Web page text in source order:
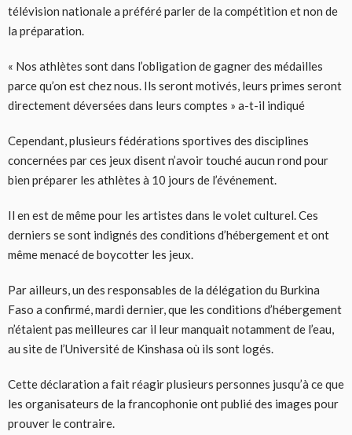
télévision nationale a préféré parler de la compétition et non de
la préparation.
« Nos athlètes sont dans l’obligation de gagner des médailles
parce qu’on est chez nous. Ils seront motivés, leurs primes seront
directement déversées dans leurs comptes » a-t-il indiqué
Cependant, plusieurs fédérations sportives des disciplines
concernées par ces jeux disent n’avoir touché aucun rond pour
bien préparer les athlètes à 10 jours de l’événement.
Il en est de même pour les artistes dans le volet culturel. Ces
derniers se sont indignés des conditions d’hébergement et ont
même menacé de boycotter les jeux.
Par ailleurs, un des responsables de la délégation du Burkina
Faso a confirmé, mardi dernier, que les conditions d’hébergement
n’étaient pas meilleures car il leur manquait notamment de l’eau,
au site de l’Université de Kinshasa où ils sont logés.
Cette déclaration a fait réagir plusieurs personnes jusqu’à ce que
les organisateurs de la francophonie ont publié des images pour
prouver le contraire.